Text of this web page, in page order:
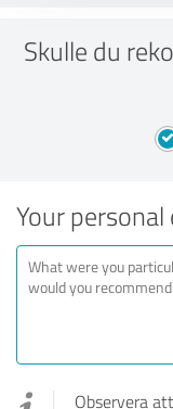
Skulle du
Your personal
Observera